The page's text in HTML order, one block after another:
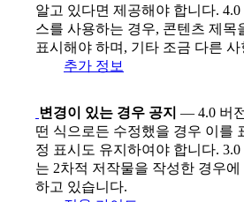
알고 있다면 제공해야 합니다.
스를 사용하는 경우, 콘텐츠 제목
표시해야 하며, 기타 조금 다른
추가 정보
변경이 있는 경우 공지 — 4.0 버
떤 식으로든 수정했을 경우 이를
정 표시도 유지하여야 합니다.
는 2차적 저작물을 작성한 경우
하고 있습니다.